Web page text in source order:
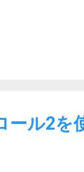
見つけたのが
ともできるし
ール2を